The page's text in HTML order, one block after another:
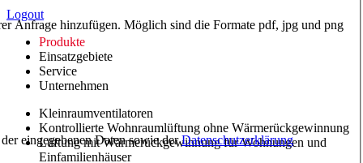
Logout
Produkte
Einsatzgebiete
Service
Unternehmen
Kleinraumventilatoren
Kontrollierte Wohnraumlüftung ohne Wärmerückgewinnung
Lüftung mit Wärmerückgewinnung für Wohnungen und
Einfamilienhäuser
Anfrage hinzufügen. Möglich sind die Formate pdf, jpg und png
eingegebenen Daten sowie derDatenschutzerklärung